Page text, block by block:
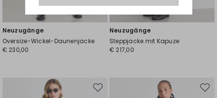
Neuzugänge
Oversize-Wickel-Daunenjacke
€ 230,00
Neuzugänge
Steppjacke mit Kapuze
€ 217,00
Auf
Auf